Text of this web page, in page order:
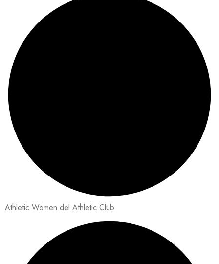
Athletic Women del Athletic Club